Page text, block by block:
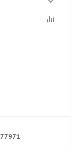
77971